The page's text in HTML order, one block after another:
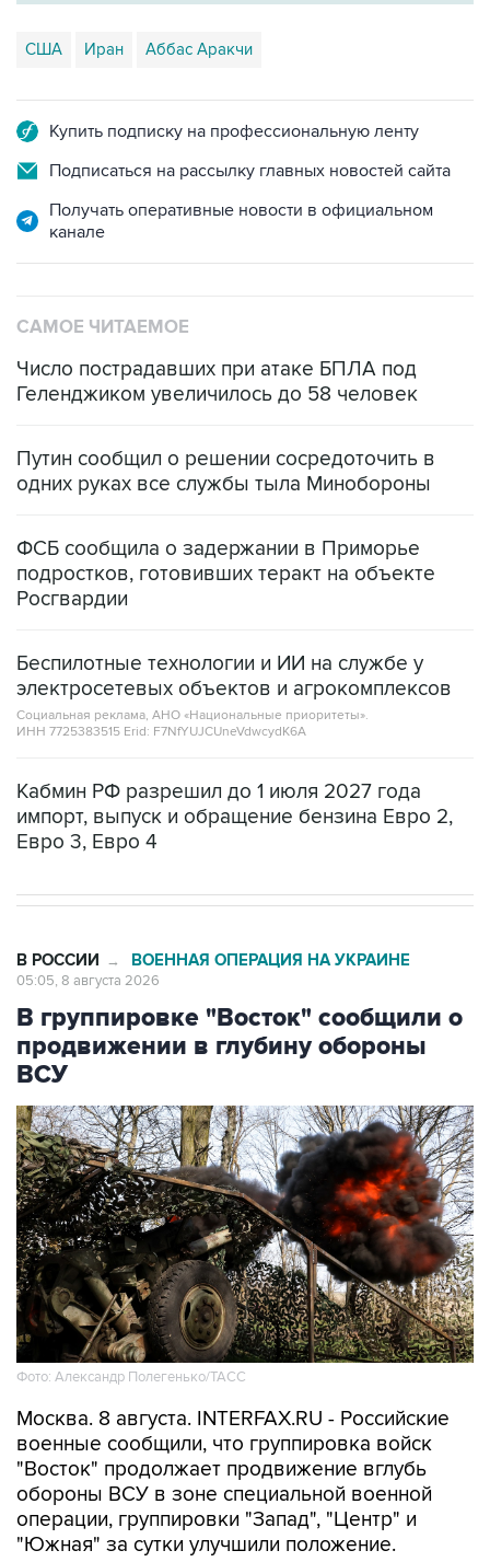
США Иран Аббас Аракчи
Купить подписку на профессиональную ленту
Подписаться на рассылку главных новостей сайта
Получать оперативные новости в официальном
канале
САМОЕ ЧИТАЕМОЕ
Число пострадавших при атаке БПЛА под
Геленджиком увеличилось до 58 человек
Путин сообщил о решении сосредоточить в
одних руках все службы тыла Минобороны
ФСБ сообщила о задержании в Приморье
подростков, готовивших теракт на объекте
Росгвардии
Беспилотные технологии и ИИ на службе у
электросетевых объектов и агрокомплексов
Социальная реклама, АНО «Национальные приоритеты».
ИНН 7725383515 Erid: F7NfYUJCUneVdwcydK6A
Кабмин РФ разрешил до 1 июля 2027 года
импорт, выпуск и обращение бензина Евро 2,
Евро 3, Евро 4
В РОССИИ → ВОЕННАЯ ОПЕРАЦИЯ НА УКРАИНЕ
05:05, 8 августа 2026
В группировке "Восток" сообщили о
продвижении в глубину обороны
ВСУ
Фото: Александр Полегенько/ТАСС
Москва. 8 августа. INTERFAX.RU - Российские
военные сообщили, что группировка войск
"Восток" продолжает продвижение вглубь
обороны ВСУ в зоне специальной военной
операции, группировки "Запад", "Центр" и
"Южная" за сутки улучшили положение.